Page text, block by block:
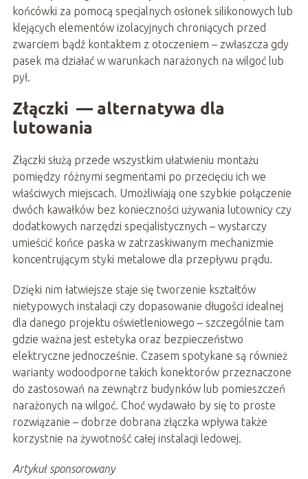
końcówki za pomocą specjalnych osłonek silikonowych lub
klejących elementów izolacyjnych chroniących przed
zwarciem bądź kontaktem z otoczeniem – zwłaszcza gdy
pasek ma działać w warunkach narażonych na wilgoć lub
pył.
Złączki — alternatywa dla
lutowania
Złączki służą przede wszystkim ułatwieniu montażu
pomiędzy różnymi segmentami po przecięciu ich we
właściwych miejscach. Umożliwiają one szybkie połączenie
dwóch kawałków bez konieczności używania lutownicy czy
dodatkowych narzędzi specjalistycznych – wystarczy
umieścić końce paska w zatrzaskiwanym mechanizmie
koncentrującym styki metalowe dla przepływu prądu.
Dzięki nim łatwiejsze staje się tworzenie kształtów
nietypowych instalacji czy dopasowanie długości idealnej
dla danego projektu oświetleniowego – szczególnie tam
gdzie ważna jest estetyka oraz bezpieczeństwo
elektryczne jednocześnie. Czasem spotykane są również
warianty wodoodporne takich konektorów przeznaczone
do zastosowań na zewnątrz budynków lub pomieszczeń
narażonych na wilgoć. Choć wydawało by się to proste
rozwiązanie – dobrze dobrana złączka wpływa także
korzystnie na żywotność całej instalacji ledowej.
Artykuł sponsorowany